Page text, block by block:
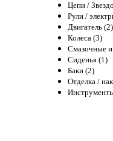
Цепи /
Рули /
Двигатель (2)
Колеса (3)
Смазочные и
Сиденья (1)
Баки (2)
Отделка /